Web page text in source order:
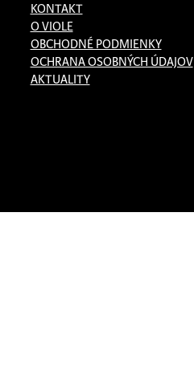
KONTAKT
O VIOLE
OBCHODNÉ PODMIENKY
OCHRANA OSOBNÝCH ÚDAJOV
AKTUALITY